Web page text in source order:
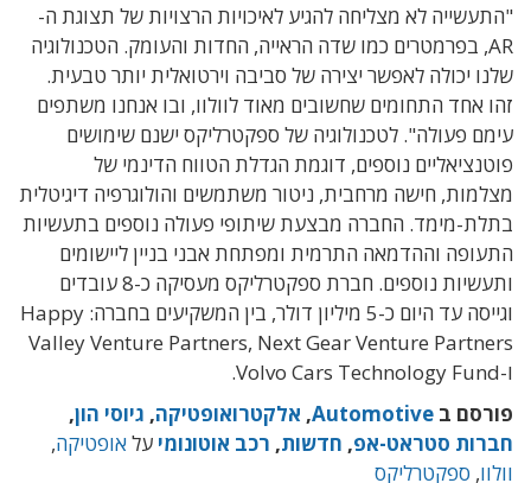
"התעשייה לא מצליחה להגיע לאיכויות הרצויות של תצוגת ה-
AR, בפרמטרים כמו שדה הראייה, החדות והעומק. הטכנולוגיה
שלנו יכולה לאפשר יצירה של סביבה וירטואלית יותר טבעית.
זהו אחד התחומים שחשובים מאוד לוולוו, ובו אנחנו משתפים
עימם פעולה". לטכנולוגיה של ספקטרליקס ישנם שימושים
פוטנציאליים נוספים, דוגמת הגדלת הטווח הדינמי של
מצלמות, חישה מרחבית, ניטור משתמשים והולוגרפיה דיגיטלית
בתלת-מימד. החברה מבצעת שיתופי פעולה נוספים בתעשיות
התעופה וההדמאה התרמית ומפתחת אבני בניין ליישומים
ותעשיות נוספים. חברת ספקטרליקס מעסיקה כ-8 עובדים
וגייסה עד היום כ-5 מיליון דולר, בין המשקיעים בחברה: Happy
Valley Venture Partners, Next Gear Venture Partners
ו-Volvo Cars Technology Fund.
פורסם ב Automotive
, אלקטרואופטיקה, גיוסי הון,
חברות סטראט-אפ, חדשות, רכב אוטונומי עלאופטיקה,
וולוו, ספקטרליקס